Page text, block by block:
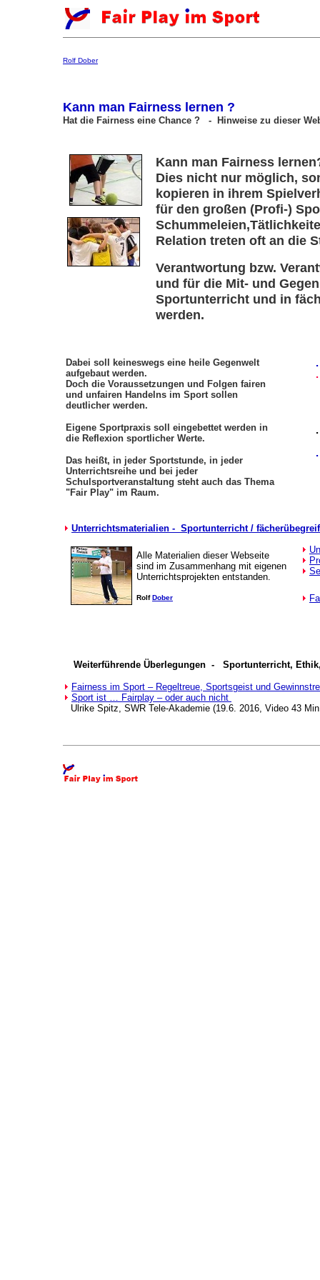
Rolf Dober
Kann man Fairness lernen ?
Hat die Fairness eine Chance ? - Hinweise zu dieser
Kann man Fairness
Dies nicht nur möglich,
kopieren in ihrem
für den großen (Profi-)
Relation treten oft an die
Verantwortung bzw.
und für die Mit- und
Sportunterricht und in
werden.
Dabei soll keineswegs eine heile Gegenwelt
aufgebaut werden.
Doch die Voraussetzungen und Folgen fairen
und unfairen Handelns im Sport sollen
deutlicher werden.
Eigene Sportpraxis soll eingebettet werden in
die Reflexion sportlicher Werte.
Das heißt, in jeder Sportstunde, in jeder
Unterrichtsreihe und bei jeder
Schulsportveranstaltung steht auch das Thema
"Fair Play" im Raum.
Unterrichtsmaterialien - Sportunterricht /
Alle Materialien dieser Webseite
sind im Zusammenhang mit eigenen
Unterrichtsprojekten entstanden.
RolfDober
Weiterführende Überlegungen - Sportunterricht,
Fairness im Sport – Regeltreue, Sportsgeist und
Sport ist … Fairplay – oder auch nicht
Ulrike Spitz, SWR Tele-Akademie (19.6. 2016, Video 43